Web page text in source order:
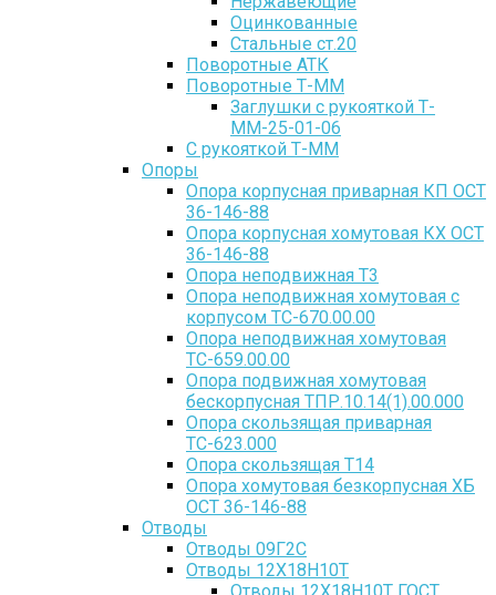
Оцинкованные
Стальные ст.20
Поворотные АТК
Поворотные Т-ММ
Заглушки с рукояткой Т-
ММ-25-01-06
С рукояткой Т-ММ
Опоры
Опора корпусная приварная КП ОСТ
36-146-88
Опора корпусная хомутовая КХ ОСТ
36-146-88
Опора неподвижная Т3
Опора неподвижная хомутовая с
корпусом ТС-670.00.00
Опора неподвижная хомутовая
ТС-659.00.00
Опора подвижная хомутовая
бескорпусная ТПР.10.14(1).00.000
Опора скользящая приварная
ТС-623.000
Опора скользящая Т14
Опора хомутовая безкорпусная ХБ
ОСТ 36-146-88
Отводы
Отводы 09Г2С
Отводы 12Х18Н10Т